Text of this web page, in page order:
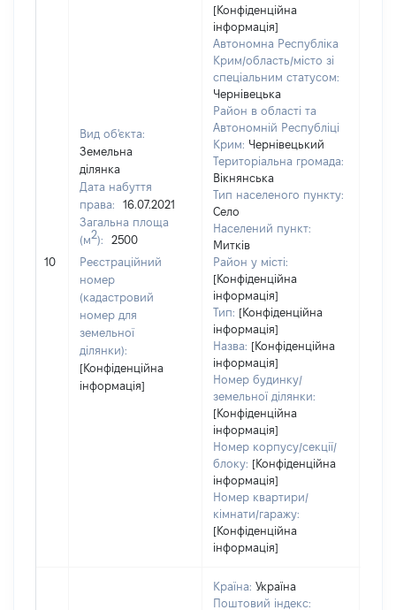
10
Вид об'єкта:
Земельна
ділянка
Дата набуття
права:
16.07.2021
Загальна площа
(м2):
2500
Реєстраційний
номер
(кадастровий
номер для
земельної
ділянки):
[Конфіденційна
інформація]
[Конфіденційна
інформація]
Автономна Республіка
Крим/область/місто зі
спеціальним статусом:
Чернівецька
Район в області та
Автономній Республіці
Крим: Чернівецький
Територіальна громада:
Вікнянська
Тип населеного пункту:
Село
Населений пункт:
Митків
Район у місті:
[Конфіденційна
інформація]
Тип: [Конфіденційна
інформація]
Назва: [Конфіденційна
інформація]
Номер будинку/
земельної ділянки:
[Конфіденційна
інформація]
Номер корпусу/секції/
блоку: [Конфіденційна
інформація]
Номер квартири/
кімнати/гаражу:
[Конфіденційна
інформація]
Країна: Україна
Поштовий індекс: